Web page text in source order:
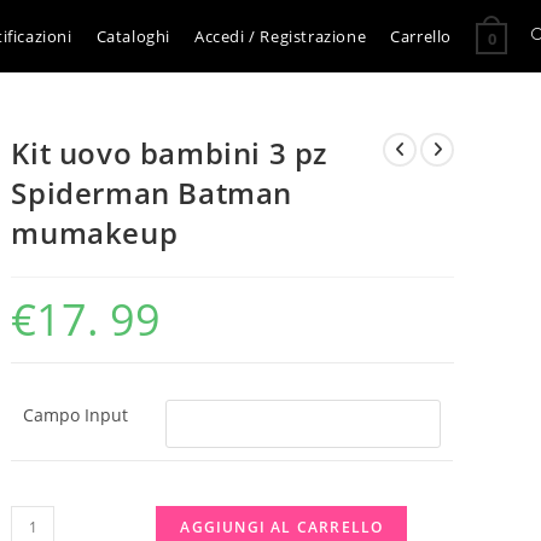
Cataloghi Accedi / Registrazione Carrello 0
Kit uovo bambini 3 pz
Spiderman Batman
mumakeup
€17. 99
Campo Input
Kit
AGGIUNGI AL CARRELLO